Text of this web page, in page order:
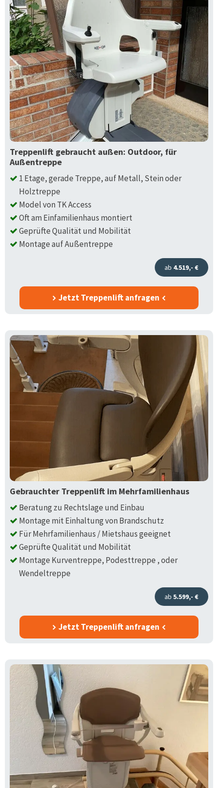
Treppenlift gebraucht außen: Outdoor, für
Außentreppe
1 Etage, gerade Treppe, auf Metall, Stein oder
Holztreppe
Model von TK Access
Oft am Einfamilienhaus montiert
Geprüfte Qualität und Mobilität
Montage auf Außentreppe
ab 4.519,- €
Jetzt Treppenlift anfragen
Gebrauchter Treppenlift im Mehrfamilienhaus
Beratung zu Rechtslage und Einbau
Montage mit Einhaltung von Brandschutz
Für Mehrfamilienhaus / Mietshaus geeignet
Geprüfte Qualität und Mobilität
Montage Kurventreppe, Podesttreppe , oder
Wendeltreppe
ab 5.599,- €
Jetzt Treppenlift anfragen